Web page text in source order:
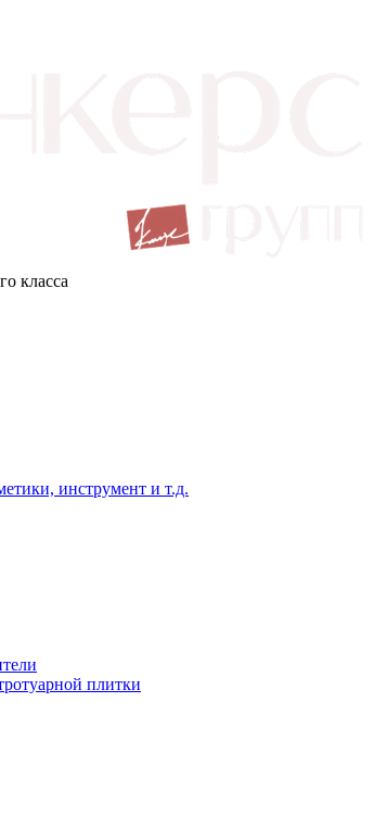
класса
инструмент и т.д.
плитки